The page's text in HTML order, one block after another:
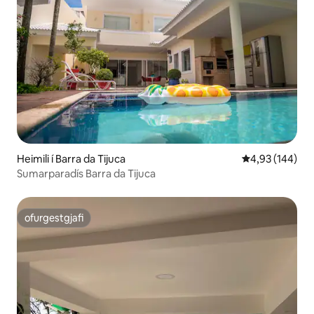
Heimili í Barra da Tijuca 4,93 af 5 í
4,93 (144)
Sumarparadís Barra da Tijuca
ofurgestgjafi
ofurgestgjafi